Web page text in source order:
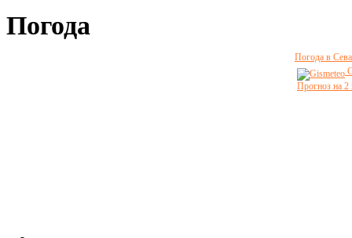
Погода
Погода в
Прогноз на 2